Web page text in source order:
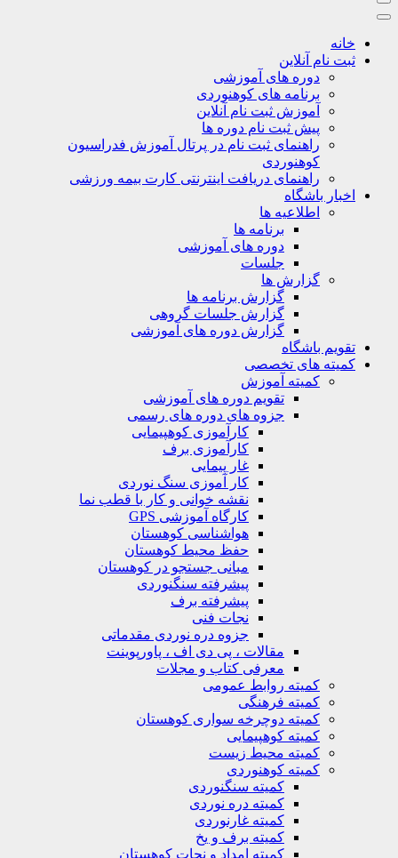
نام آنلاین
دوره های آموزشی
برنامه های کوهنوردی
آموزش ثبت نام آنلاین
پیش ثبت نام دوره ها
راهنمای ثبت نام در پرتال آموزش فدراسیون
کوهنوردی
راهنمای دریافت اینترنتی کارت بیمه ورزشی
باشگاه
اطلاعیه ها
برنامه ها
دوره های آموزشی
جلسات
گزارش ها
گزارش برنامه ها
گزارش جلسات گروهی
گزارش دوره های آموزشی
باشگاه
های تخصصی
کمیته آموزش
تقویم دوره های آموزشی
جزوه های دوره های رسمی
کارآموزی کوهپیمایی
کارآموزی برف
غار پیمایی
کار آموزی سنگ نوردی
نقشه خوانی و کار با قطب نما
کارگاه آموزشی GPS
هواشناسی کوهستان
حفظ محیط کوهستان
مبانی جستجو در کوهستان
پیشرفته سنگنوردی
پیشرفته برف
نجات فنی
جزوه دره نوردی مقدماتی
مقالات ، پی دی اف ، پاورپوینت
معرفی کتاب و مجلات
کمیته روابط عمومی
کمیته فرهنگی
کمیته دوچرخه سواری کوهستان
کمیته کوهپیمایی
کمیته محیط زیست
کمیته کوهنوردی
کمیته سنگنوردی
کمیته دره نوردی
کمیته غارنوردی
کمیته برف و یخ
کمیته امداد و نجات کوهستان